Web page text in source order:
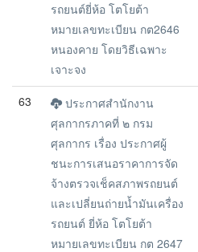
รถยนต์ยี่ห้อ โตโยต้า
หมายเลขทะเบียน กต2646
หนองคาย โดยวิธีเฉพาะ
เจาะจง
63
ประกาศสำนักงาน
ศุลกากรภาคที่ ๒ กรม
ศุลกากร เรื่อง ประกาศผู้
ชนะการเสนอราคาการจัด
จ้างตรวจเช็คสภาพรถยนต์
และเปลี่ยนถ่ายน้ำมันเครื่อง
รถยนต์ ยี่ห้อ โตโยต้า
หมายเลขทะเบียน กต 2647